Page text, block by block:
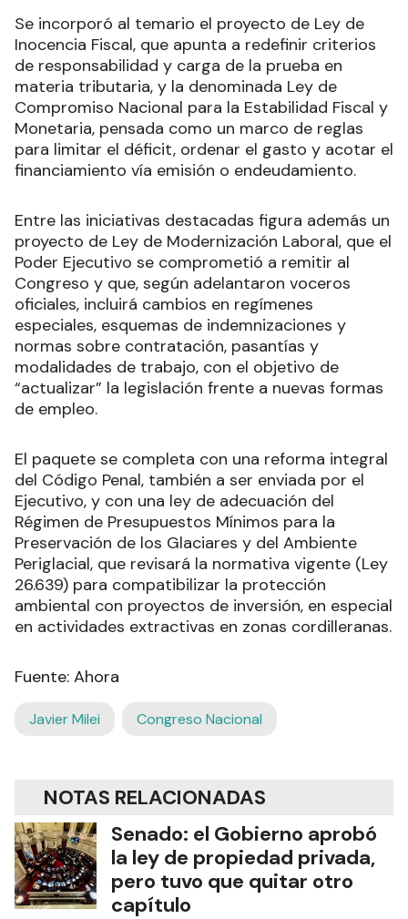
Se incorporó al temario el proyecto de Ley de
Inocencia Fiscal, que apunta a redefinir criterios
de responsabilidad y carga de la prueba en
materia tributaria, y la denominada Ley de
Compromiso Nacional para la Estabilidad Fiscal y
Monetaria, pensada como un marco de reglas
para limitar el déficit, ordenar el gasto y acotar el
financiamiento vía emisión o endeudamiento.​
Entre las iniciativas destacadas figura además un
proyecto de Ley de Modernización Laboral, que el
Poder Ejecutivo se comprometió a remitir al
Congreso y que, según adelantaron voceros
oficiales, incluirá cambios en regímenes
especiales, esquemas de indemnizaciones y
normas sobre contratación, pasantías y
modalidades de trabajo, con el objetivo de
“actualizar” la legislación frente a nuevas formas
de empleo.​
El paquete se completa con una reforma integral
del Código Penal, también a ser enviada por el
Ejecutivo, y con una ley de adecuación del
Régimen de Presupuestos Mínimos para la
Preservación de los Glaciares y del Ambiente
Periglacial, que revisará la normativa vigente (Ley
26.639) para compatibilizar la protección
ambiental con proyectos de inversión, en especial
en actividades extractivas en zonas cordilleranas.
Fuente: Ahora
Javier Milei Congreso Nacional
NOTAS RELACIONADAS
Senado: el Gobierno aprobó
la ley de propiedad privada,
pero tuvo que quitar otro
capítulo